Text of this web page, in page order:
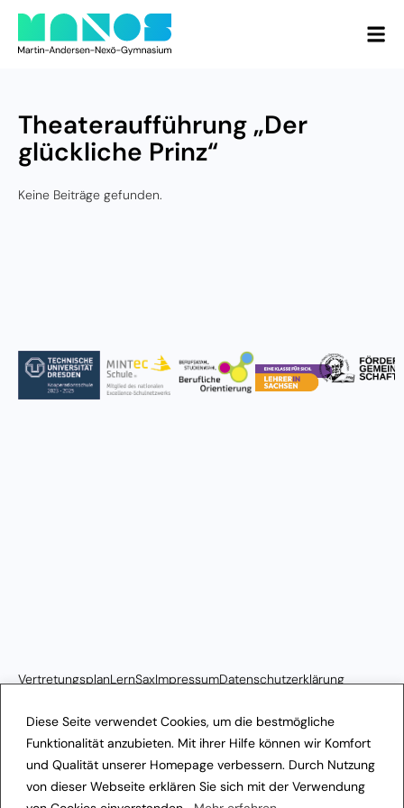
Diese Seite verwendet Cookies, um die bestmögliche
Funktionalität anzubieten. Mit ihrer Hilfe können wir Komfort
und Qualität unserer Homepage verbessern. Durch Nutzung
von dieser Webseite erklären Sie sich mit der Verwendung
Theateraufführung „Der
glückliche Prinz“
Keine Beiträge gefunden.
VertretungsplanLernSaxImpressumDatenschutzerklärung